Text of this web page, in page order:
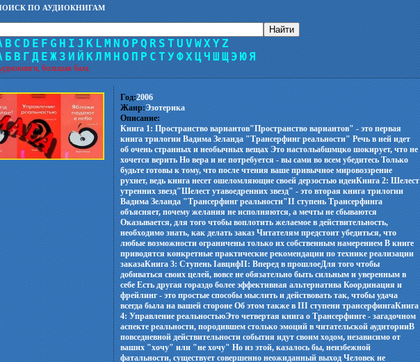
ПО АУДИОКНИГАМ
B C D E F G H I J K L M N O P Q R S T U V WXYZ
Б В Г Д Е Ж З И Й КЛ М Н О П Р С Т УФХ ЦЧ Ш Щ Э ЮЯ
большая база.
Год:2006
Жанр:Эзотерика
Описание:
Книга 1: Пространство вариантов"Пространство вариантов" - это первая
книга трилогии Вадима Зеланда "Трансерфинг реальности" Речь в ней идет
об очень странных и необычных вещах Это настольабшмцко шокирует, что не
хочется верить Но вера и не потребуется - вы сами во всем убедитесь Только
будьте готовы к тому, что после чтения ваше привычное мировоззрение
рухнет, ведь книга несет ошеломляющие своей дерзостью идеиКнига 2: Шелест
утренних звезд"Шелест утавоедренних звезд" - это вторая книга трилогии
Вадима Зеланда "Трансерфинг реальности"II ступень Трансерфинга
объясняет, почему желания не исполняются, а мечты не сбываются
Оказывается, для того чтобы воплотить желаемое в действительность,
необходимо знать, как делать заказ Читателям предстоит убедиться, что
любые возможности ограничены только их собственным намерением В книге
приводятся конкретные практические рекомендации по технике реализации
заказаКнига 3: Ступень IавцнфII: Вперед в прошлоеДля того чтобы
добиваться своих целей, вовсе не обязательно быть сильным и уверенным в
себе Есть другая гораздо более эффективная альтернатива Координация и
фрейлинг - это простые способы мыслить и действовать так, чтобы удача
всегда была на вашей стороне Об этом также в III ступени трансерфингаКнига
4: Управление реальностьюЭто четвертая книга о Трансерфинге - загадочном
аспекте реальности, породившем столько эмоций в читательской аудиторииВ
повседневной действительности события идут своим ходом, независимо от
ваших "хочу" или "не хочу" Но из этой, казалось бы, неизбежной
фатальности, существует совершенно неожиданный выход Человек не